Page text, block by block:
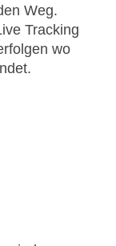
Weg.
Tracking
wo